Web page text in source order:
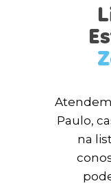
Paulo,
na